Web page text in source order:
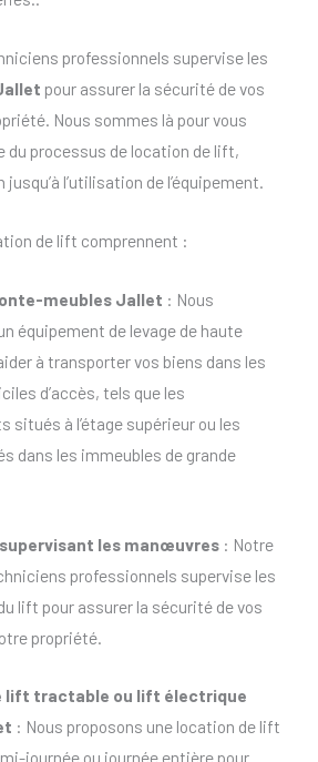
professionnels supervise les
pour assurer la sécurité de vos
Nous sommes là pour vous
du processus de location de lift,
l’utilisation de l’équipement.
de lift comprennent :
meubles Jallet : Nous
équipement de levage de haute
à transporter vos biens dans les
d’accès, tels que les
situés à l’étage supérieur ou les
dans les immeubles de grande
les manœuvres: Notre
professionnels supervise les
lift pour assurer la sécurité de vos
propriété.
lift tractable ou lift électrique
: Nous proposons une location de lift
journée ou journée entière pour